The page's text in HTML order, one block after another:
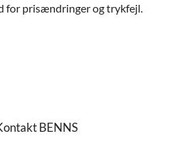
for prisændringer og trykfejl.
BENNS